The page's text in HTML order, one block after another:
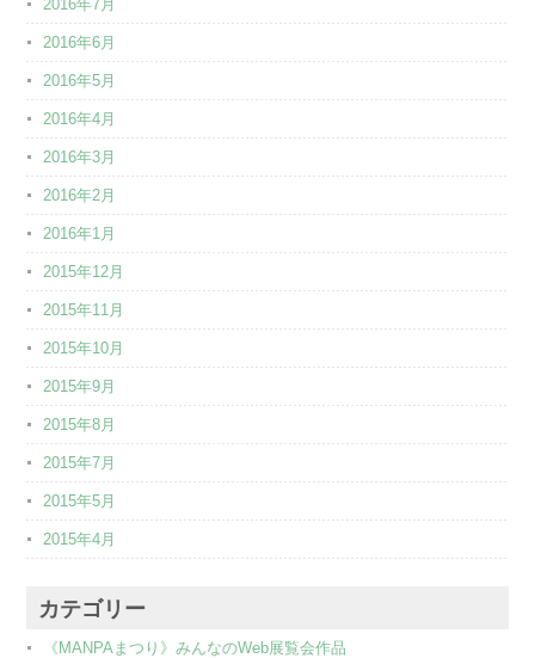
2016年7月
2016年6月
2016年5月
2016年4月
2016年3月
2016年2月
2016年1月
2015年12月
2015年11月
2015年10月
2015年9月
2015年8月
2015年7月
2015年5月
2015年4月
カテゴリー
《MANPAまつり》みんなのWeb展覧会作品